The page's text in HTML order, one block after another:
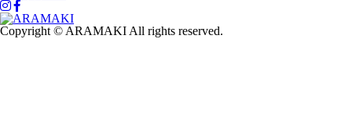
Copyright © ARAMAKI All rights reserved.